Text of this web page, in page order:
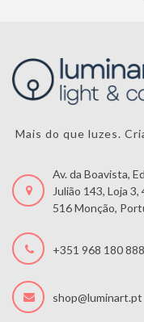
Mais do que luzes.
Av. da Boavista,
Julião 143, Loja 3,
516 Monção,
+351 968 180 888
shop@luminart.pt